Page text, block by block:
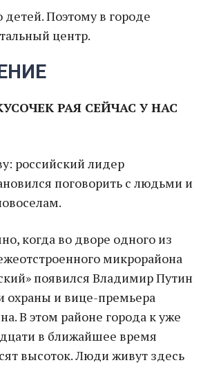
Поэтому в городе
центр.
РАЯ СЕЙЧАС У НАС
российский лидер
поговорить с людьми и
когда во дворе одного из
микрорайона
появился Владимир Путин
охраны и вице-премьера
В этом районе города к уже
в ближайшее время
высоток. Люди живут здесь